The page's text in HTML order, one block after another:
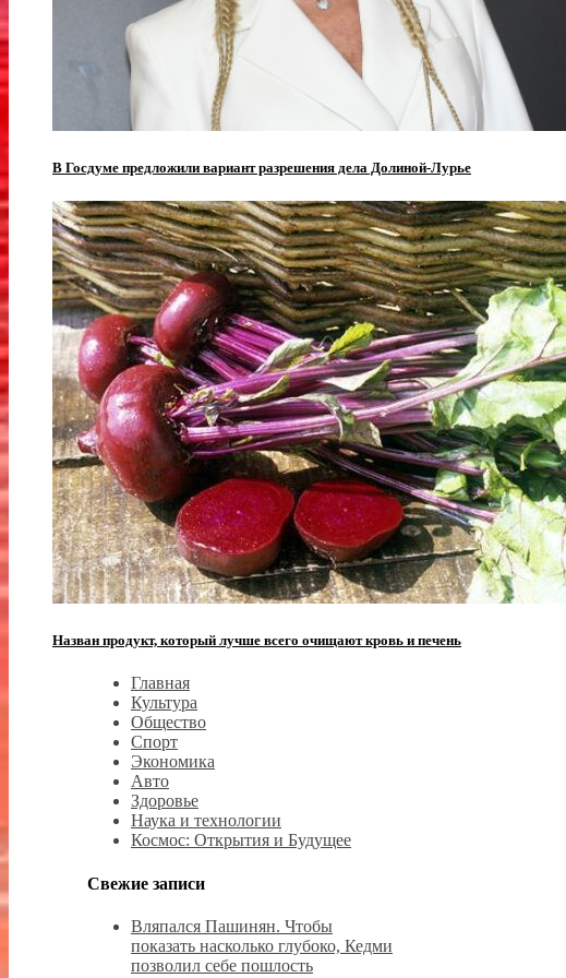
В Госдуме предложили вариант разрешения дела Долиной-Лурье
Назван продукт, который лучше всего очищают кровь и печень
Главная
Культура
Общество
Спорт
Экономика
Авто
Здоровье
Наука и технологии
Космос: Открытия и Будущее
Свежие записи
Вляпался Пашинян. Чтобы
показать насколько глубоко, Кедми
позволил себе пошлость